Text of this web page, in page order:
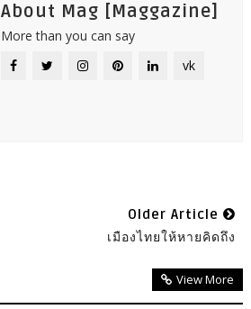
About Mag [Maggazine]
More than you can say
vk
Older Article
เมืองไทยให้หายคิดถึง
View More